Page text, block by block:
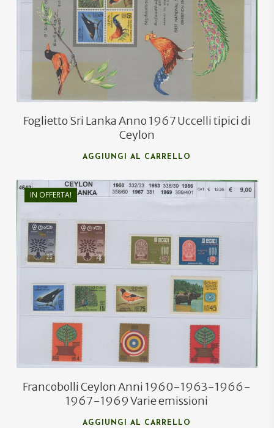
€8,00
Foglietto Sri Lanka Anno 1967 Uccelli tipici di
Ceylon
AGGIUNGI AL CARRELLO
IN OFFERTA!
12,95
Francobolli Ceylon Anni 1960-1963-1966-
1967-1969 Varie emissioni
AGGIUNGI AL CARRELLO